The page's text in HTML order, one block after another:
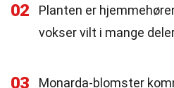
02
Planten er
vokser vilt i mange
03
Monarda-blomster